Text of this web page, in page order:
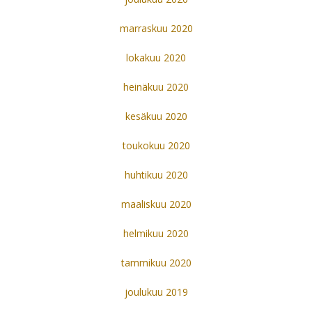
marraskuu 2020
lokakuu 2020
heinäkuu 2020
kesäkuu 2020
toukokuu 2020
huhtikuu 2020
maaliskuu 2020
helmikuu 2020
tammikuu 2020
joulukuu 2019